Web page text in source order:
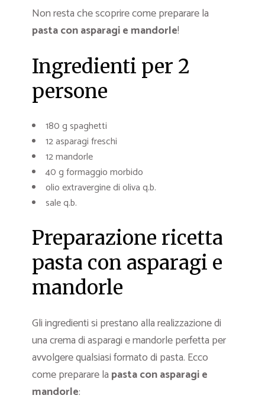
Non resta che scoprire come preparare la
pasta con asparagi e mandorle!
Ingredienti per 2
persone
180 g spaghetti
12 asparagi freschi
12 mandorle
40 g formaggio morbido
olio extravergine di oliva q.b.
sale q.b.
Preparazione ricetta
pasta con asparagi e
mandorle
Gli ingredienti si prestano alla realizzazione di
una crema di asparagi e mandorle perfetta per
avvolgere qualsiasi formato di pasta. Ecco
come preparare la pasta con asparagi e
mandorle: